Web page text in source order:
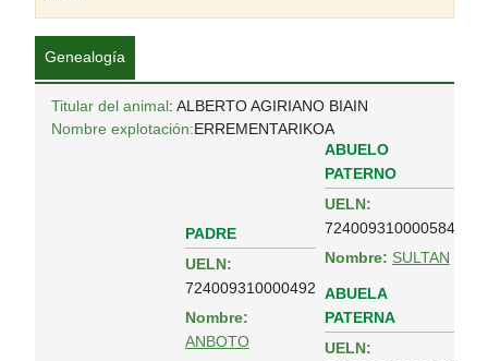
Genealogía
Titular del animal: ALBERTO AGIRIANO BIAIN
Nombre explotación:ERREMENTARIKOA
PADRE
UELN:
724009310000492
Nombre:
ANBOTO
ABUELO
PATERNO
UELN:
724009310000584
Nombre: SULTAN
ABUELA
PATERNA
UELN: